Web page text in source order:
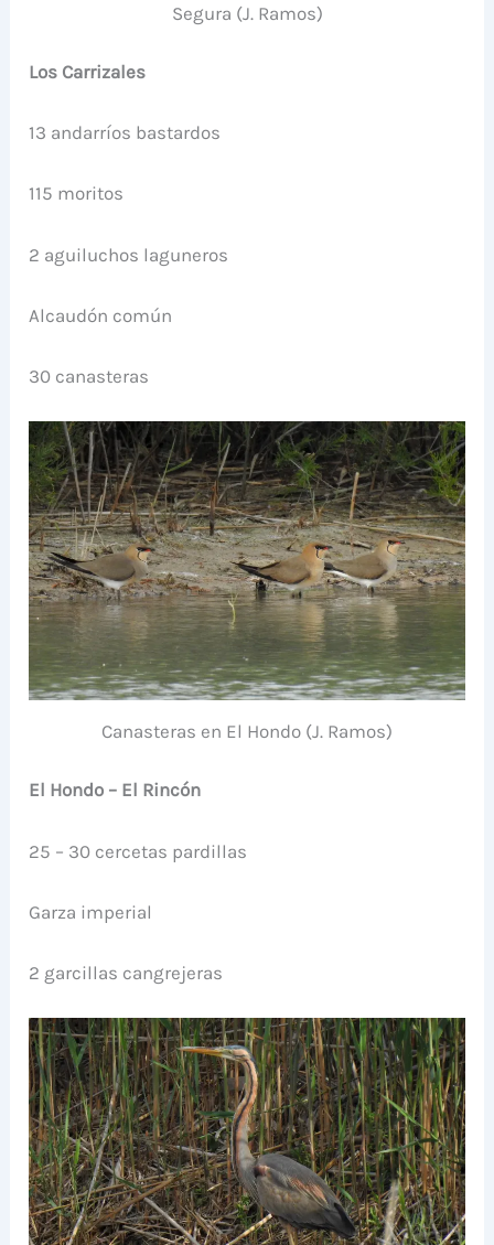
Segura (J. Ramos)
Los Carrizales
13 andarríos bastardos
115 moritos
2 aguiluchos laguneros
Alcaudón común
30 canasteras
Canasteras en El Hondo (J. Ramos)
El Hondo – El Rincón
25 – 30 cercetas pardillas
Garza imperial
2 garcillas cangrejeras